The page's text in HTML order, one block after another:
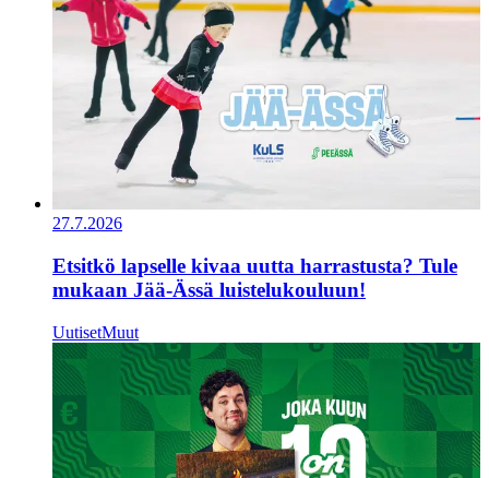
27.7.2026
Etsitkö lapselle kivaa uutta harrastusta? Tule
mukaan Jää-Ässä luistelukouluun!
UutisetMuut